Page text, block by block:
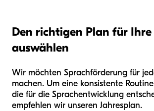
Den richtigen Plan für Ihre
auswählen
Wir möchten Sprachförderung für
machen. Um eine konsistente
die für die Sprachentwicklung
empfehlen wir unseren Jahresplan.